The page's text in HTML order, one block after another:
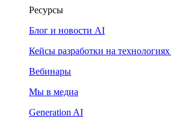
Ресурсы
Блог и новости AI
Кейсы разработки на
Вебинары
Мы в медиа
Generation AI